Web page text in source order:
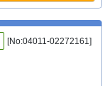
[No:04011-02272161]